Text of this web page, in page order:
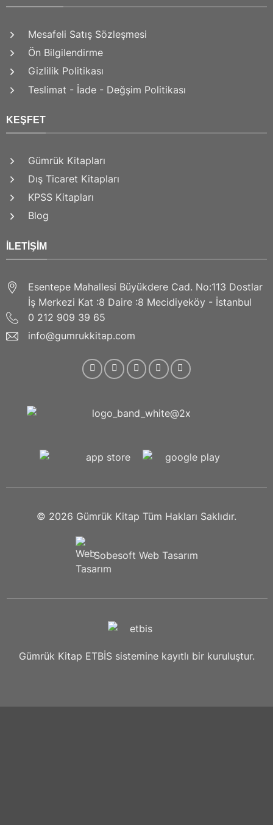
Mesafeli Satış Sözleşmesi
Ön Bilgilendirme
Gizlilik Politikası
Teslimat - İade - Değşim Politikası
KEŞFET
Gümrük Kitapları
Dış Ticaret Kitapları
KPSS Kitapları
Blog
İLETIŞIM
Esentepe Mahallesi Büyükdere Cad. No:113 Dostlar
İş Merkezi Kat :8 Daire :8 Mecidiyeköy - İstanbul
0 212 909 39 65
info@gumrukkitap.com
© 2026 Gümrük Kitap Tüm Hakları Saklıdır.
Sobesoft Web Tasarım
Gümrük Kitap ETBİS sistemine kayıtlı bir kuruluştur.